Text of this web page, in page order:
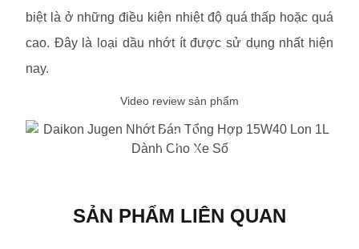
biệt là ở những điều kiện nhiệt độ quá thấp hoặc quá
cao. Đây là loại dầu nhớt ít được sử dụng nhất hiện
nay.
Video review sản phẩm
SẢN PHẨM LIÊN QUAN